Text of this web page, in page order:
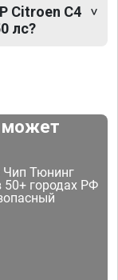
Citroen C4
лс?
может
Чип Тюнинг
50+ городах РФ